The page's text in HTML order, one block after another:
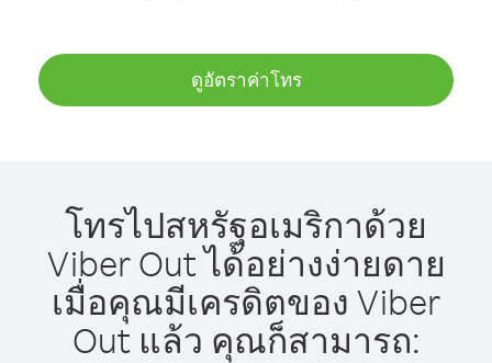
ดูอัตราค่าโทร
โทรไปสหรัฐอเมริกาด้วย
Viber Out ได้อย่างง่ายดาย
เมื่อคุณมีเครดิตของ Viber
Out แล้ว คุณก็สามารถ: